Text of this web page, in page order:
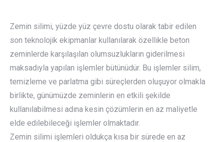
Zemin silimi, yüzde yüz çevre dostu olarak tabir edilen
son teknolojik ekipmanlar kullanılarak özellikle beton
zeminlerde karşılaşılan olumsuzlukların giderilmesi
maksadıyla yapılan işlemler bütünüdür. Bu işlemler silim,
temizleme ve parlatma gibi süreçlerden oluşuyor olmakla
birlikte, günümüzde zeminlerin en etkili şekilde
kullanılabilmesi adına kesin çözümlerin en az maliyetle
elde edilebileceği işlemler olmaktadır.
Zemin silimi işlemleri oldukça kısa bir sürede en az